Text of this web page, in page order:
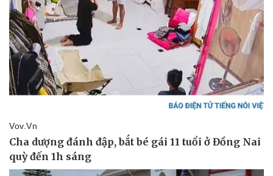
Sức khỏe
Đời sống